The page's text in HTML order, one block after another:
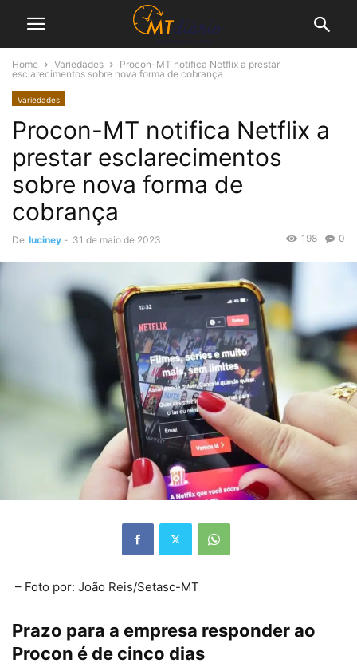
Home Variedades
Procon-MT notifica Netflix a prestar
esclarecimentos sobre nova forma de cobrança
Variedades
Procon-MT notifica Netflix a
prestar esclarecimentos
sobre nova forma de
cobrança
De luciney - 31 de maio de 2023 0
198
– Foto por: João Reis/Setasc-MT
Prazo para a empresa responder ao
Procon é de cinco dias